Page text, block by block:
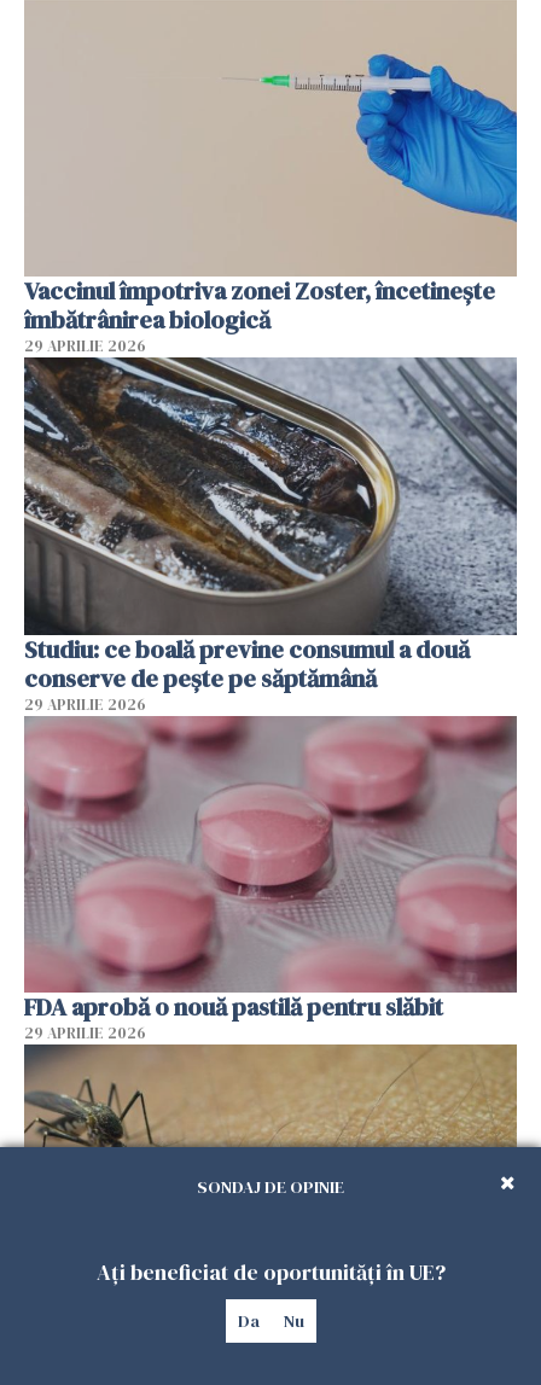
Vaccinul împotriva zonei Zoster, încetinește
îmbătrânirea biologică
29 APRILIE 2026
Studiu: ce boală previne consumul a două
conserve de pește pe săptămână
29 APRILIE 2026
FDA aprobă o nouă pastilă pentru slăbit
29 APRILIE 2026
Cum își aleg țânțarii victimele
SONDAJ DE OPINIE
Ați beneficiat de oportunități în UE?
Da Nu